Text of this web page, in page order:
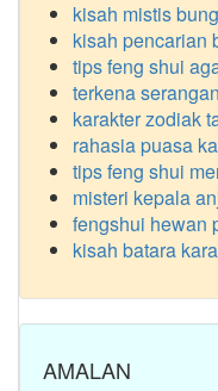
kisah mistis
kisah pencarian
tips feng shui
terkena
karakter zodiak
rahasia puasa
tips feng shui
misteri kepala
fengshui hewan
kisah batara
AMALAN